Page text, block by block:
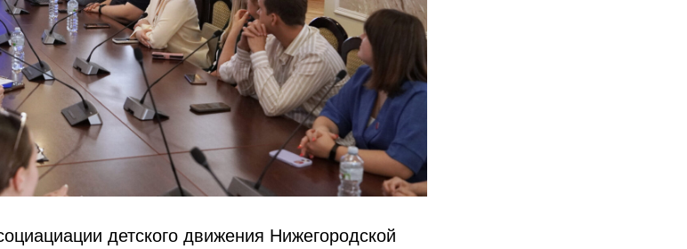
детского движения Нижегородской